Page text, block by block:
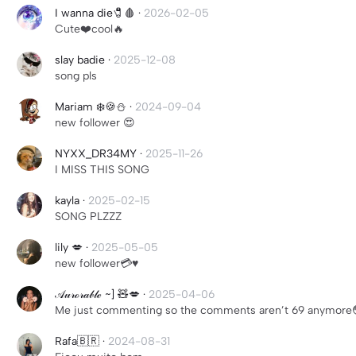
I wanna die🧷🩸 · 2026-02-05
Cute❤️cool🔥
slay badie · 2025-12-08
song pls
Mariam ❄️🍪⛄ · 2024-09-04
new follower 😍
NYXX_DR34MY · 2025-11-26
I MISS THIS SONG
kayla · 2025-02-15
SONG PLZZZ
lily 💋 · 2025-05-05
new follower💳♥︎
𝒜𝓊𝓇ℴ𝓇𝒶𝒷𝓁ℯ ~] 🧸💋 · 2025-04-06
Me just commenting so the comments aren’t 69
Rafa🇧🇷 · 2024-08-31